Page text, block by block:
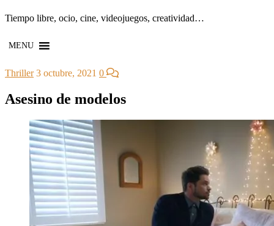
Tiempo libre, ocio, cine, videojuegos, creatividad…
MENU
Thriller 3 octubre, 2021 0
Asesino de modelos